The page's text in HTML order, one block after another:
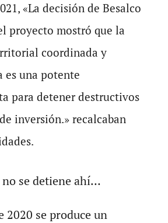
«La decisión de Besalco
proyecto mostró que la
coordinada y
es una potente
para detener destructivos
inversión.» recalcaban
no se detiene ahí…
2020 se produce un